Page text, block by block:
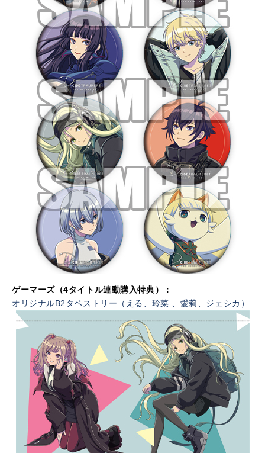
ゲーマーズ（4タイトル連動購入特典）
：
オリジナルB2タペストリー（える、玲菜 、愛莉、ジェシカ）